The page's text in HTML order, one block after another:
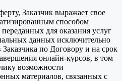
Заказчик выражает свое
способом
для оказания услуг
данных исключительно
Заказчика по Договору и на срок
онлайн-курсов, в том
возможности
материалов, связанных с